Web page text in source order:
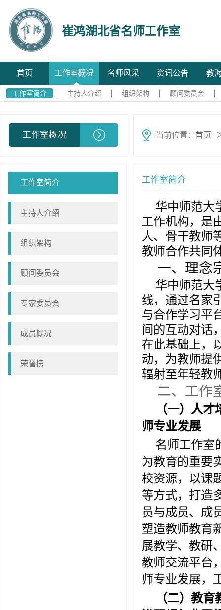
崔鸿湖北省名师工作室
首页 工作室概况 名师风采 资讯公告 教
工作室简介 主持人介绍 组织架构 顾问委员会
工作室概况 当前位置： 首页
工作室简介
主持人介绍
组织架构
顾问委员会
专家委员会
成员概况
荣誉榜
工作室简介
华中师范大
工作机构，是
人、骨干教师
教师合作共同
一、理念
华中师范大
线，通过名家
与合作学习平
间的互动对话
在此基础上，
动，为教师提
辐射至年轻教
二、工作
（一）人
师专业发展
名师工作室
为教育的重要
校资源，以课
等方式，打造
员与成员、成
塑造教师教育
展教学、教研
教师交流平台
师专业发展，
（二）教